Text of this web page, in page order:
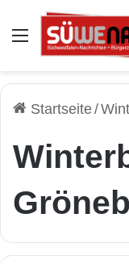
Auswahl
Startseite/